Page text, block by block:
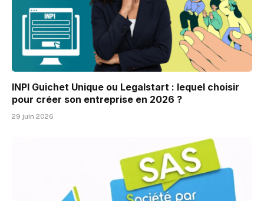
INPI Guichet Unique ou Legalstart : lequel choisir
pour créer son entreprise en 2026 ?
29 juin 2026